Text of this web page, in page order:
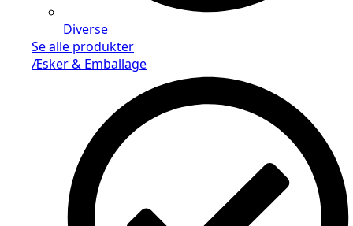
Diverse
Se alle produkter
Æsker & Emballage